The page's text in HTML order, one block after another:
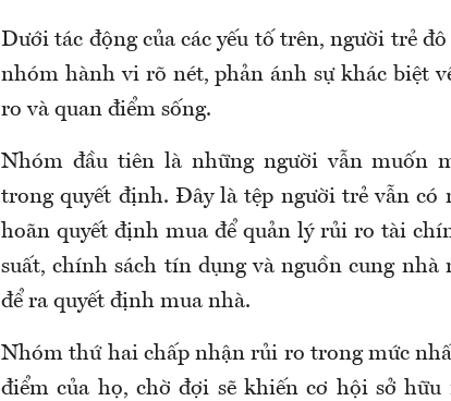
Dưới tác động của các yếu tố trên, người trẻ
nhóm hành vi rõ nét, phản ánh sự khác biệt
ro và quan điểm sống.
Nhóm đầu tiên là những người vẫn muốn
trong quyết định. Đây là tệp người trẻ vẫn có
hoãn quyết định mua để quản lý rủi ro tài
suất, chính sách tín dụng và nguồn cung
để ra quyết định mua nhà.
Nhóm thứ hai chấp nhận rủi ro trong mức
điểm của họ, chờ đợi sẽ khiến cơ hội sở